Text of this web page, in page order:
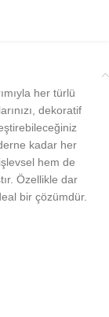
her türlü
dekoratif
kadar her
hem de
Özellikle dar
bir çözümdür.